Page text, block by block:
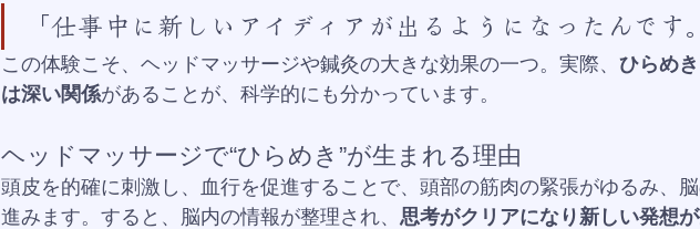
「仕事中に新しいアイディアが出るようになったんです
この体験こそ、ヘッドマッサージや鍼灸の大きな効果の一つ。実際、 ひらめ
は深い関係があることが、科学的にも分かっています。
ヘッドマッサージで“ひらめき”が生まれる理由
頭皮を的確に刺激し、血行を促進することで、頭部の筋肉の緊張がゆるみ、
進みます。すると、脳内の情報が整理され、 思考がクリアになり新しい発想